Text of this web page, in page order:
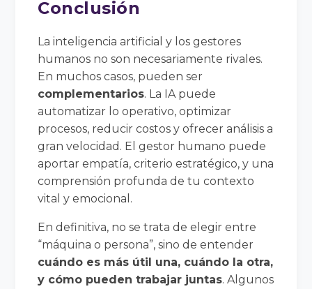
Conclusión
La inteligencia artificial y los gestores
humanos no son necesariamente rivales.
En muchos casos, pueden ser
complementarios. La IA puede
automatizar lo operativo, optimizar
procesos, reducir costos y ofrecer análisis a
gran velocidad. El gestor humano puede
aportar empatía, criterio estratégico, y una
comprensión profunda de tu contexto
vital y emocional.
En definitiva, no se trata de elegir entre
“máquina o persona”, sino de entender
cuándo es más útil una, cuándo la otra,
y cómo pueden trabajar juntas. Algunos